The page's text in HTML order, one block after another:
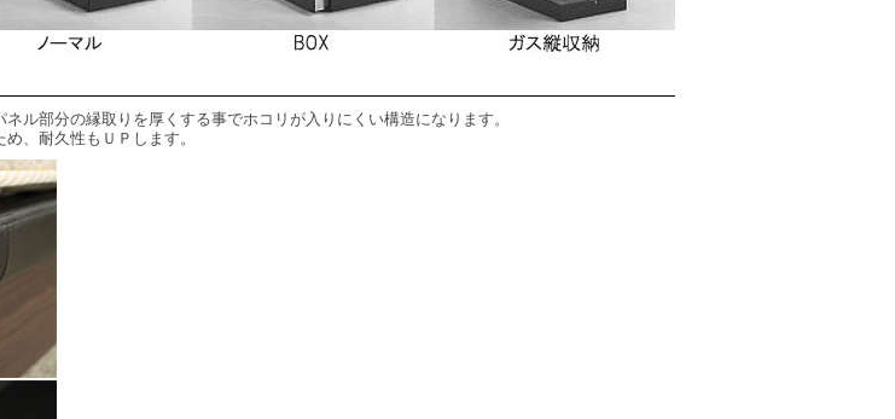
ル部分の縁取りを厚くする事でホコリが入りにくい構造になります。
、耐久性もＵＰします。